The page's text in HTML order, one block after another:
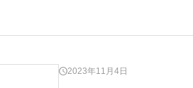
2023年11月4日